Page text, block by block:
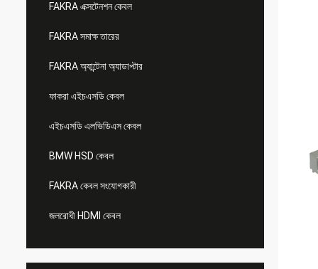
FAKRA এক্সটেনশন কেবল
FAKRA সমাক্ষ তারের
FAKRA অ্যান্টেনা অ্যাডাপ্টার
ফাকরা এইচএসডি কেবল
এইচএসডি এলভিডিএস কেবল
BMW HSD কেবল
FAKRA কেবল সংযোগকারী
জলরোধী HDMI কেবল